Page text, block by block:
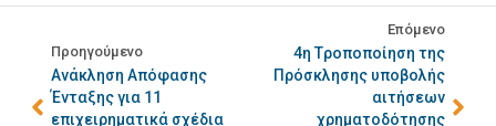
Προηγούμενο
Ανάκληση Απόφασης
Ένταξης για 11
επιχειρηματικά σχέδια
Επόμενο
4η Tροποποίηση της
Πρόσκλησης υποβολής
αιτήσεων
χρηματοδότησης